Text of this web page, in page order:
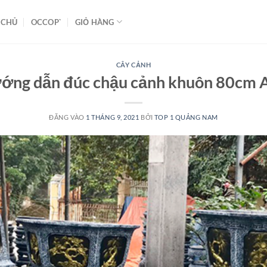
OCCOP` GIỎ HÀNG
CÂY CẢNH
dẫn đúc chậu cảnh khuôn 80cm
ĐĂNG VÀO 1 THÁNG 9, 2021 BỞITOP 1 QUẢNG NAM